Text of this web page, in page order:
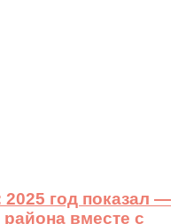
год показал —
вместе с